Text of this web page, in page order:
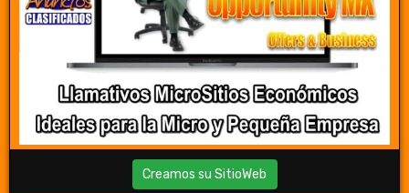
Creamos su SitioWeb